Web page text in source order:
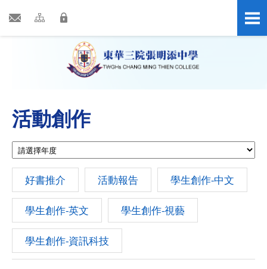
活動創作
好書推介 活動報告 學生創作-中文
學生創作-英文 學生創作-視藝
學生創作-資訊科技